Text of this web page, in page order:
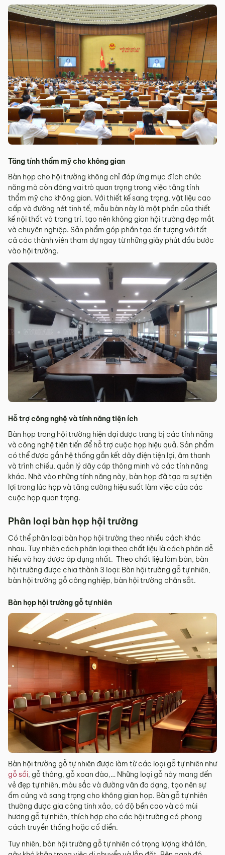
Tăng tính thẩm mỹ cho không gian
Bàn họp cho hội trường không chỉ đáp ứng mục đích chức
năng mà còn đóng vai trò quan trọng trong việc tăng tính
thẩm mỹ cho không gian. Với thiết kế sang trọng, vật liệu cao
cấp và đường nét tinh tế, mẫu bàn này là một phần của thiết
kế nội thất và trang trí, tạo nên không gian hội trường đẹp mắt
và chuyên nghiệp. Sản phẩm góp phần tạo ấn tượng với tất
cả các thành viên tham dự ngay từ những giây phút đầu bước
vào hội trường.
Hỗ trợ công nghệ và tính năng tiện ích
Bàn họp trong hội trường hiện đại được trang bị các tính năng
và công nghệ tiên tiến để hỗ trợ cuộc họp hiệu quả. Sản phẩm
có thể được gắn hệ thống gắn kết dây điện tiện lợi, âm thanh
và trình chiếu, quản lý dây cáp thông minh và các tính năng
khác. Nhờ vào những tính năng này, bàn họp đã tạo ra sự tiện
lợi trong lúc họp và tăng cường hiệu suất làm việc của các
cuộc họp quan trọng.
Phân loại bàn họp hội trường
Có thể phân loại bàn họp hội trường theo nhiều cách khác
nhau. Tuy nhiên cách phân loại theo chất liệu là cách phân dễ
hiểu và hay được áp dụng nhất. Theo chất liệu làm bàn, bàn
hội trường được chia thành 3 loại: Bàn hội trường gỗ tự nhiên,
bàn hội trường gỗ công nghiệp, bàn hội trường chân sắt.
Bàn họp hội trường gỗ tự nhiên
Bàn hội trường gỗ tự nhiên được làm từ các loại gỗ tự nhiên như
gỗ sồi, gỗ thông, gỗ xoan đào,… Những loại gỗ này mang đến
vẻ đẹp tự nhiên, màu sắc và đường vân đa dạng, tạo nên sự
ấm cúng và sang trọng cho không gian họp. Bàn gỗ tự nhiên
thường được gia công tinh xảo, có độ bền cao và có mùi
hương gỗ tự nhiên, thích hợp cho các hội trường có phong
cách truyền thống hoặc cổ điển.
Tuy nhiên, bàn hội trường gỗ tự nhiên có trọng lượng khá lớn,